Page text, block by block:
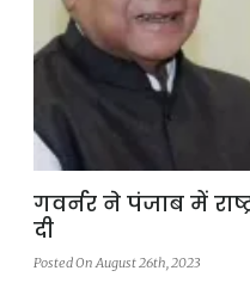
गवर्नर ने पंजाब में
दी
Posted On August 26th, 2023